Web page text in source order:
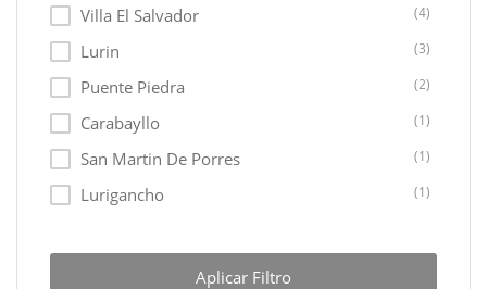
Villa El Salvador (4)
Lurin (3)
Puente Piedra (2)
Carabayllo (1)
San Martin De Porres (1)
Lurigancho (1)
Aplicar Filtro